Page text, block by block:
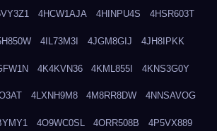
4HCW1AJA 4HINPU4S 4HSR603T
4IL73M3I 4JGM8GIJ 4JH8IPKK
4K4KVN36 4KML855I 4KNS3G0Y
4LXNH9M8 4M8RR8DW 4NNSAVOG
4O9WC0SL 4ORR508B 4P5VX889